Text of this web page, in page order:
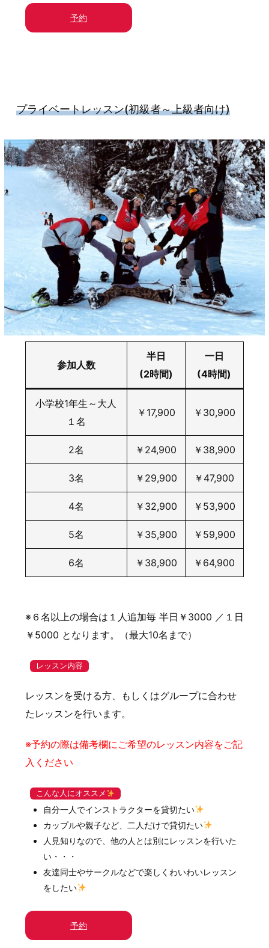
予約
プライベートレッスン(初級者～上級者向け)
参加人数
半日
(2時間)
一日
(4時間)
小学校1年生～大人
１名
￥17,900 ￥30,900
2名 ￥24,900 ￥38,900
3名 ￥29,900 ￥47,900
4名 ￥32,900 ￥53,900
5名 ￥35,900 ￥59,900
6名 ￥38,900 ￥64,900
※６名以上の場合は１人追加毎 半日￥3000 ／１日
￥5000 となります。（最大10名まで）
レッスン内容
レッスンを受ける方、もしくはグループに合わせ
たレッスンを行います。
※予約の際は備考欄にご希望のレッスン内容をご記
入ください
こんな人にオススメ
自分一人でインストラクターを貸切たい
カップルや親子など、二人だけで貸切たい
人見知りなので、他の人とは別にレッスンを行いた
い・・・
友達同士やサークルなどで楽しくわいわいレッスン
をしたい
予約